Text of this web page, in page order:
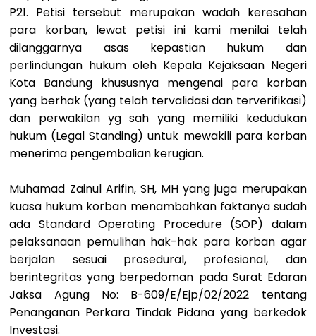
P21. Petisi tersebut merupakan wadah keresahan
para korban, lewat petisi ini kami menilai telah
dilanggarnya asas kepastian hukum dan
perlindungan hukum oleh Kepala Kejaksaan Negeri
Kota Bandung khususnya mengenai para korban
yang berhak (yang telah tervalidasi dan terverifikasi)
dan perwakilan yg sah yang memiliki kedudukan
hukum (Legal Standing) untuk mewakili para korban
menerima pengembalian kerugian.
Muhamad Zainul Arifin, SH, MH yang juga merupakan
kuasa hukum korban menambahkan faktanya sudah
ada Standard Operating Procedure (SOP) dalam
pelaksanaan pemulihan hak-hak para korban agar
berjalan sesuai prosedural, profesional, dan
berintegritas yang berpedoman pada Surat Edaran
Jaksa Agung No: B-609/E/Ejp/02/2022 tentang
Penanganan Perkara Tindak Pidana yang berkedok
Investasi.